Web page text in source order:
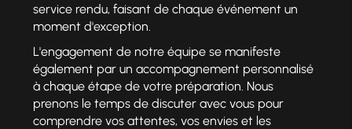
service rendu, faisant de chaque événement un
moment d'exception.
L'engagement de notre équipe se manifeste
également par un accompagnement personnalisé
à chaque étape de votre préparation. Nous
prenons le temps de discuter avec vous pour
comprendre vos attentes, vos envies et les